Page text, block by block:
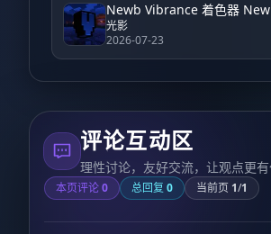
光影
2026-07-23
评论互动区
理性讨论，友好交流，让观点更
本页评论0 总回复0 当前页 1/1